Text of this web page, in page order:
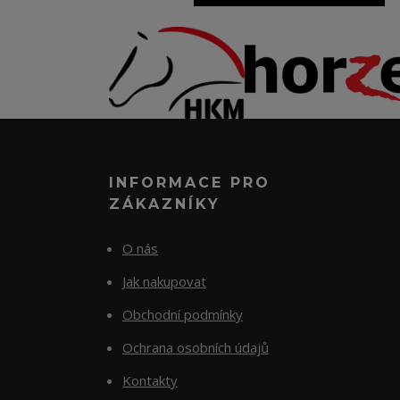
INFORMACE PRO
ZÁKAZNÍKY
O nás
Jak nakupovat
Obchodní podmínky
Ochrana osobních údajů
Kontakty